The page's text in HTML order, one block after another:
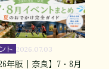
ト 2026.07.03
年版｜奈良】7・8月